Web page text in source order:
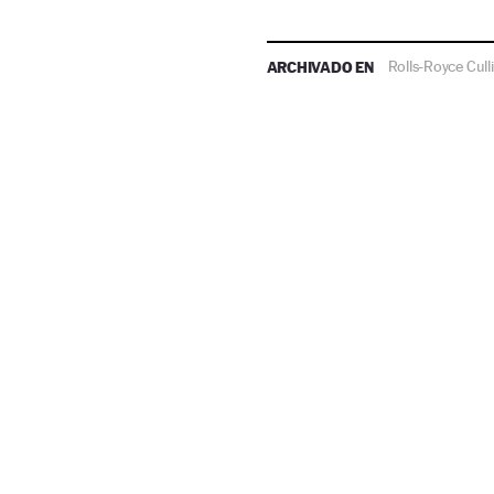
ARCHIVADO EN Rolls-Royce